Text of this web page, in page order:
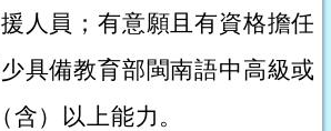
人員；有意願且有資格擔任
具備教育部閩南語中高級或
含）以上能力。